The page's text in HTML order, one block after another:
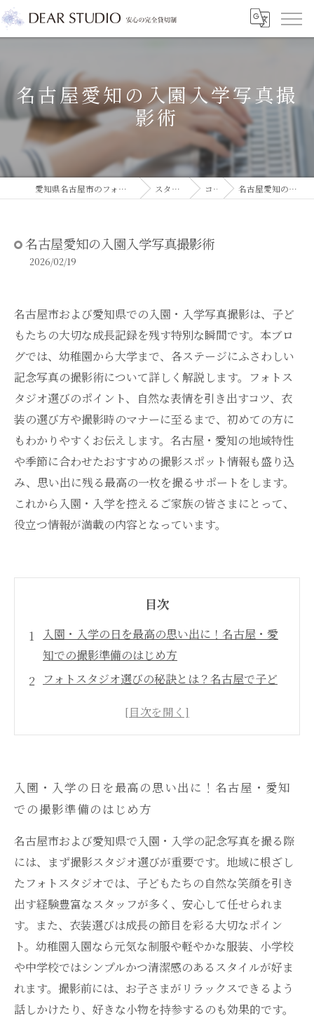
名古屋愛知の入園入学写真撮
影術
愛知県名古屋市のフォトスタジオならDEAR STUDIO スタジオコラム コラム 名古屋愛知の入園入学写真撮影術
名古屋愛知の入園入学写真撮影術
2026/02/19
名古屋市および愛知県での入園・入学写真撮影は、子ど
もたちの大切な成長記録を残す特別な瞬間です。本ブロ
グでは、幼稚園から大学まで、各ステージにふさわしい
記念写真の撮影術について詳しく解説します。フォトス
タジオ選びのポイント、自然な表情を引き出すコツ、衣
装の選び方や撮影時のマナーに至るまで、初めての方に
もわかりやすくお伝えします。名古屋・愛知の地域特性
や季節に合わせたおすすめの撮影スポット情報も盛り込
み、思い出に残る最高の一枚を撮るサポートをします。
これから入園・入学を控えるご家族の皆さまにとって、
役立つ情報が満載の内容となっています。
目次
入園・入学の日を最高の思い出に！名古屋・愛
知での撮影準備のはじめ方
フォトスタジオ選びの秘訣とは？名古屋で子ど
屋・愛知で一味違う記念写真を撮ろう
感動の一枚を未来へ！名古屋愛知の入園入学写
真撮影で家族みんなの笑顔を守る
失敗しないフォトスタジオ選びガイド〜名古
屋・愛知の人気スポットまとめ〜
幼稚園から大学まで！成長に合わせた入園入学
写真の撮り方完全マニュアル
入園・入学の日を最高の思い出に！名古屋・愛知
での撮影準備のはじめ方
名古屋市および愛知県で入園・入学の記念写真を撮る際
には、まず撮影スタジオ選びが重要です。地域に根ざし
たフォトスタジオでは、子どもたちの自然な笑顔を引き
出す経験豊富なスタッフが多く、安心して任せられま
す。また、衣装選びは成長の節目を彩る大切なポイン
ト。幼稚園入園なら元気な制服や軽やかな服装、小学校
や中学校ではシンプルかつ清潔感のあるスタイルが好ま
れます。撮影前には、お子さまがリラックスできるよう
話しかけたり、好きな小物を持参するのも効果的です。